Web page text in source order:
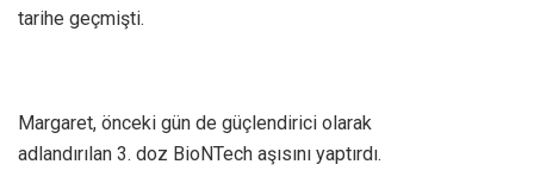
tarihe geçmişti.
Margaret, önceki gün de güçlendirici olarak
adlandırılan 3. doz BioNTech aşısını yaptırdı.